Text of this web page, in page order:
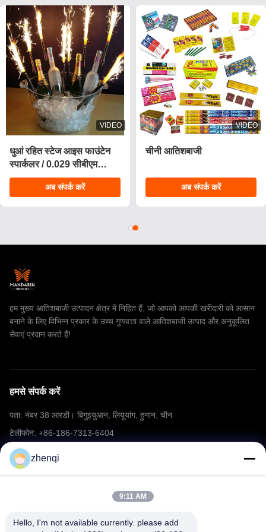
VIDEO
धुआं रहित स्टेज आइस फाउंटेन
स्पार्कलर / 0.029 सीबीएम
जन्मदिन मोमबत्तियाँ आतिशबाजी
अब संपर्क करें
VIDEO
चीनी आतिशबाजी
अब संपर्क करें
हम मुख्य आतिशबाजी उत्पादन क्षेत्र में निहित हैं, जो आपको आपकी खरीदारी को आसान
बनाने के लिए विभिन्न प्रकार के उच्च गुणवत्ता वाले आतिशबाजी उत्पाद और अनुकूलित
सेवाएं प्रदान करते हैं!
हमसे संपर्क करें
पता: नंबर 38 आरडी। बिगुइयुआन, लियूयांग, हुनान, चीन
टेलीफोन: +86-186-7313-6404
ईमेल: mering@mandarinfireworks.com
zhenqi
9:11 AM
Hello, I'm not available currently. please add